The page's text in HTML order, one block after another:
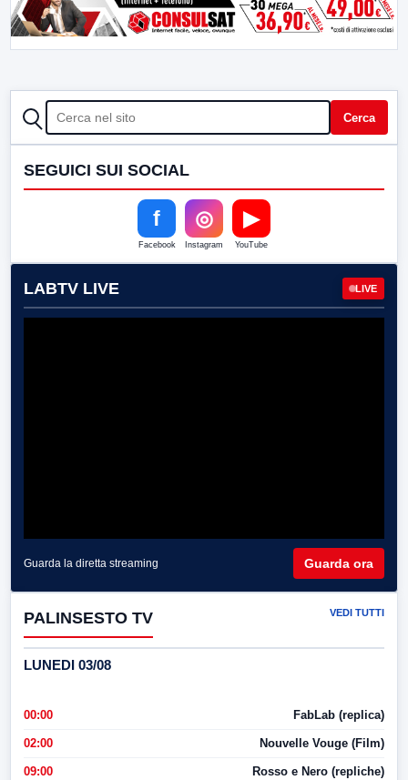
CERCA Cerca
SEGUICI SUI SOCIAL
f
Facebook
◎
Instagram
▶
YouTube
LABTV LIVE LIVE
Guarda la diretta streaming Guarda ora
PALINSESTO TV VEDI TUTTI
LUNEDI 03/08
00:00 FabLab (replica)
02:00 Nouvelle Vouge (Film)
09:00 Rosso e Nero (repliche)